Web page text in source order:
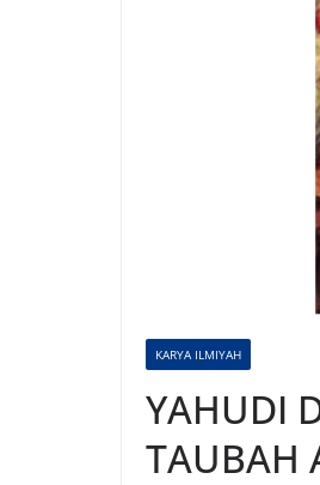
KARYA ILMIYAH
YAHUDI
TAUBAH